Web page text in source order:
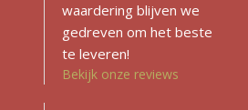
waardering blijven we
gedreven om het beste
te leveren!
Bekijk onze reviews